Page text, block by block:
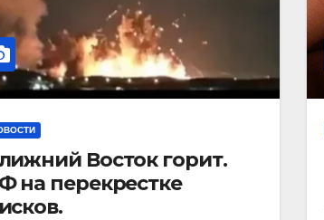
Восток горит.
на перекрестке